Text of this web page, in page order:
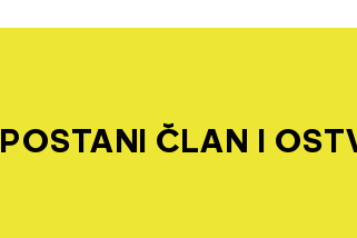
POSTANI ČLAN I